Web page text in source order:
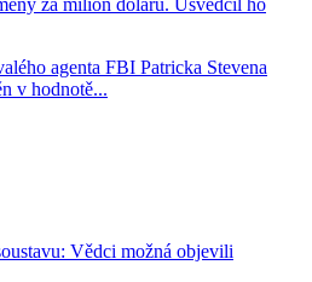
za milion dolarů. Usvědčil ho
agenta FBI Patricka Stevena
v hodnotě...
Vědci možná objevili